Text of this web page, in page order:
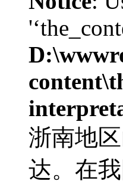
浙南地
达。在